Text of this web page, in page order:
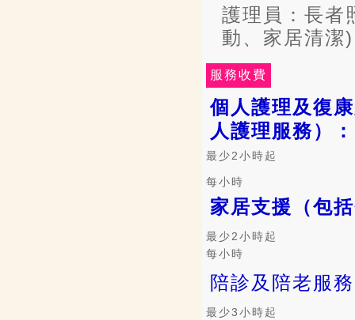
護理員：長者
動、家居清潔)
服務收費
個人護理及復
人護理服務）：
最少2小時起
每小時
家居支援（包
最少2小時起
每小時
陪診及陪老服
最少3小時起